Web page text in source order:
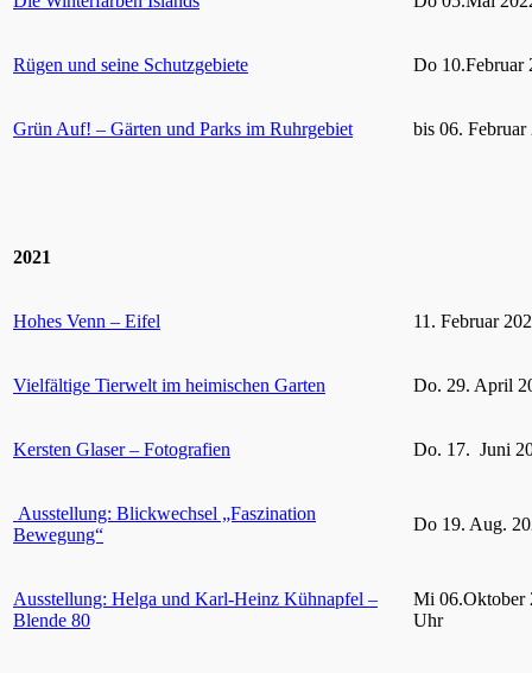
Rügen und seine Schutzgebiete Do 10.Februar
Grün Auf! – Gärten und Parks im Ruhrgebiet bis 06. Februar
2021
Hohes Venn – Eifel 11. Februar
Vielfältige Tierwelt im heimischen Garten Do. 29. April
Kersten Glaser – Fotografien Do. 17. Juni
Ausstellung: Blickwechsel „Faszination
Bewegung“
Do 19. Aug.
Ausstellung: Helga und Karl-Heinz Kühnapfel –
Blende 80
Mi 06.Oktober
Uhr